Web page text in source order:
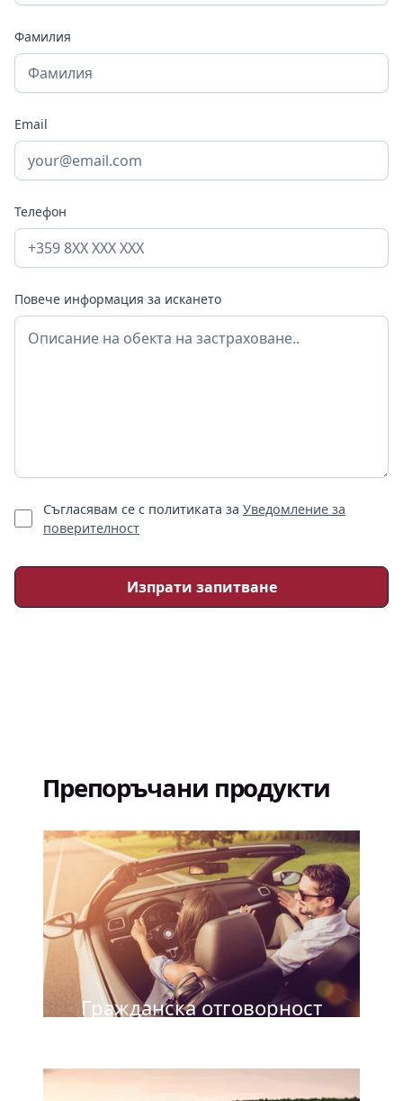
Фамилия
Email
Телефон
Повече информация за искането
Съгласявам се с политиката за Уведомление за
поверителност
Препоръчани продукти
Гражданска отговорност